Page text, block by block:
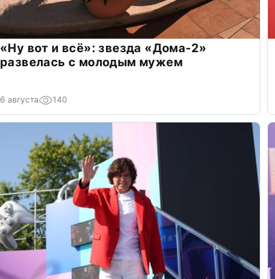
«Ну вот и всё»: звезда «Дома-2»
развелась с молодым мужем
6 августа 140